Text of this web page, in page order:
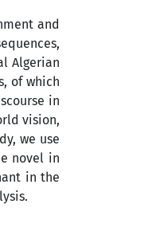
and
Algerian
of which
in
vision,
we use
novel in
in the